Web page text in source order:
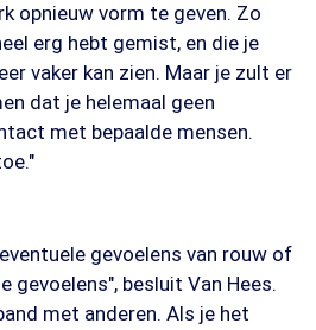
opnieuw vorm te geven. Zo
erg hebt gemist, en die je
vaker kan zien. Maar je zult er
dat je helemaal geen
met bepaalde mensen.
gevoelens van rouw of
gevoelens", besluit Van Hees.
met anderen. Als je het